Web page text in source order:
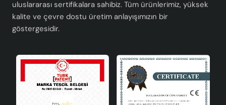
uluslararası sertifikalara sahibiz. Tüm ürünlerimiz, yüksek
kalite ve çevre dostu üretim anlayışımızın bir
göstergesidir.